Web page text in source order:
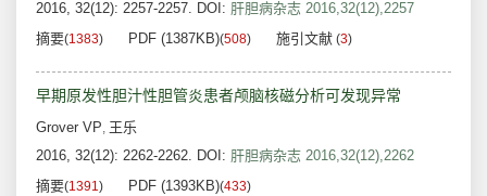
2016, 32(12): 2257-2257. DOI: 肝胆病杂志 2016,32(12),2257
摘要(1383) PDF (1387KB)(508) 施引文献 (3)
早期原发性胆汁性胆管炎患者颅脑核磁分析可发现异常
Grover VP, 王乐
2016, 32(12): 2262-2262. DOI: 肝胆病杂志 2016,32(12),2262
摘要(1391) PDF (1393KB)(433)